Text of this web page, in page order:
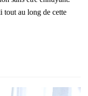
tout au long de cette